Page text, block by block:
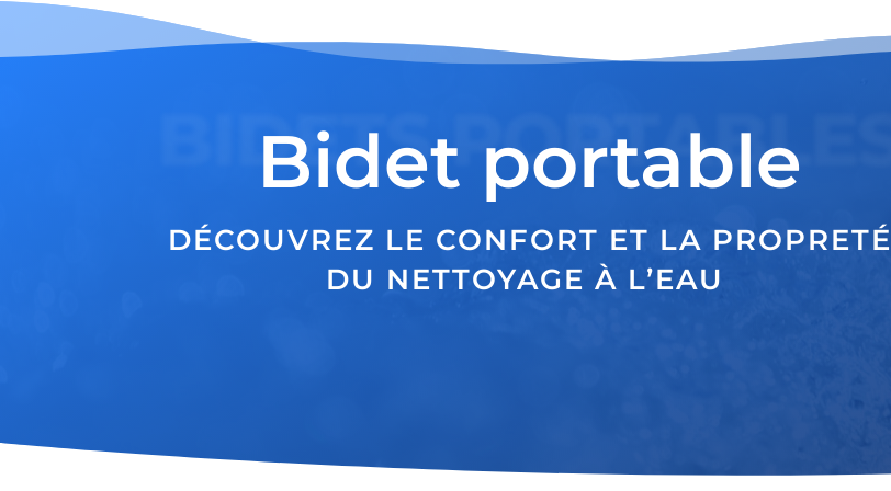
BIDETS PORTABLES
Bidet portable
DÉCOUVREZ LE CONFORT ET LA PROPRETÉ
DU NETTOYAGE À L’EAU